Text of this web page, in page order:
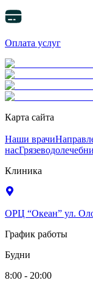
Оплата услуг
Карта сайта
Наши врачи
нас
Клиника
ОРЦ “Океан” ул.
График работы
Будни
8:00 - 20:00